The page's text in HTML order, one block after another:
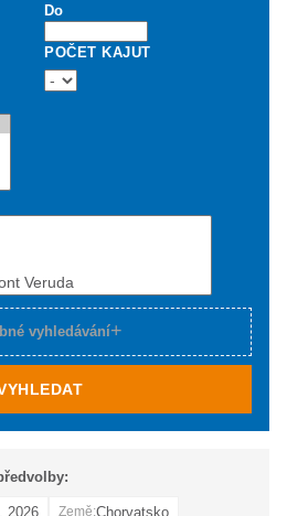
Do
POČET KAJUT
vyhledávání
2026 Země:Chorvatsko